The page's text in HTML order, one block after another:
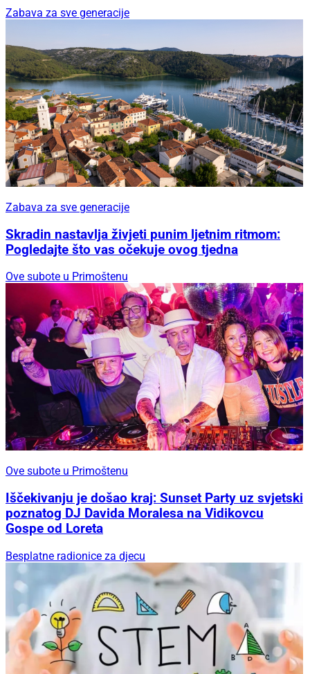
Zabava za sve generacije
Zabava za sve generacije
Skradin nastavlja živjeti punim ljetnim ritmom:
Pogledajte što vas očekuje ovog tjedna
Ove subote u Primoštenu
Ove subote u Primoštenu
Iščekivanju je došao kraj: Sunset Party uz svjetski
poznatog DJ Davida Moralesa na Vidikovcu
Gospe od Loreta
Besplatne radionice za djecu